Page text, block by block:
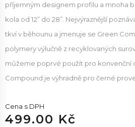
příjemným designem profilu a mnoha
kola od 12” do 28”. Nejvýraznější
tkví v běhounu a jmenuje se Green
polymery výlučně z recyklovaných
můžeme poprvé použít pro konvenční
Compound je výhradně pro černé
Cena s DPH
499.00 Kč